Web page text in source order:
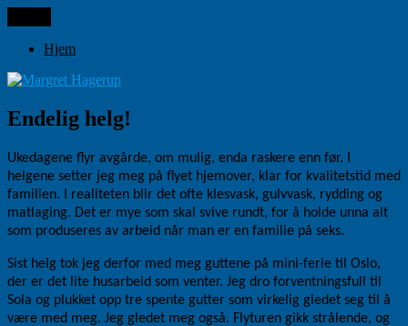
til
innhold
Margret Hagerup
Hjem
Endelig helg!
Ukedagene flyr avgårde, om mulig, enda raskere enn før. I
helgene setter jeg meg på flyet hjemover, klar for kvalitetstid med
familien. I realiteten blir det ofte klesvask, gulvvask, rydding og
matlaging. Det er mye som skal svive rundt, for å holde unna alt
som produseres av arbeid når man er en familie på seks.
Sist helg tok jeg derfor med meg guttene på mini-ferie til Oslo,
der er det lite husarbeid som venter. Jeg dro forventningsfull til
Sola og plukket opp tre spente gutter som virkelig gledet seg til å
være med meg. Jeg gledet meg også. Flyturen gikk strålende, og